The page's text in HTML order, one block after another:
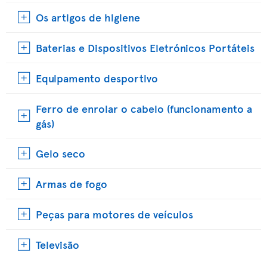
Os artigos de higiene
Baterias e Dispositivos Eletrónicos Portáteis
Equipamento desportivo
Ferro de enrolar o cabelo (funcionamento a
gás)
Gelo seco
Armas de fogo
Peças para motores de veículos
Televisão